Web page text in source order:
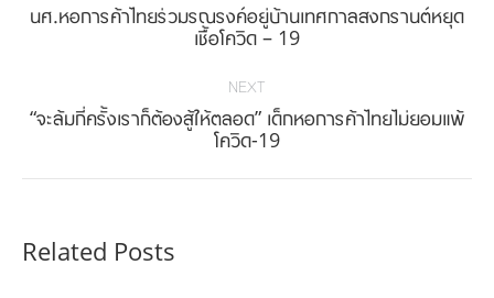
Previous
post:
นศ.หอการค้าไทยร่วมรณรงค์อยู่บ้านเทศกาลสงกรานต์หยุด
เชื้อโควิด – 19
NEXT
Next
post:
“จะล้มกี่ครั้งเราก็ต้องสู้ให้ตลอด” เด็กหอการค้าไทยไม่ยอมแพ้
โควิด-19
Related Posts